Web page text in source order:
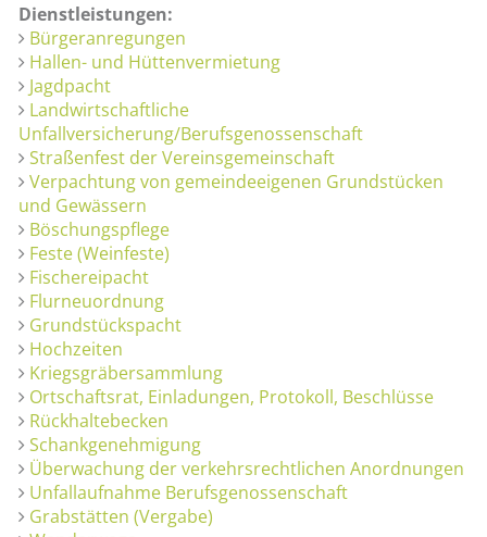
Dienstleistungen:
Bürgeranregungen
Hallen- und Hüttenvermietung
Jagdpacht
Landwirtschaftliche
Unfallversicherung/Berufsgenossenschaft
Straßenfest der Vereinsgemeinschaft
Verpachtung von gemeindeeigenen Grundstücken
und Gewässern
Böschungspflege
Feste (Weinfeste)
Fischereipacht
Flurneuordnung
Grundstückspacht
Hochzeiten
Kriegsgräbersammlung
Ortschaftsrat, Einladungen, Protokoll, Beschlüsse
Rückhaltebecken
Schankgenehmigung
Überwachung der verkehrsrechtlichen Anordnungen
Unfallaufnahme Berufsgenossenschaft
Grabstätten (Vergabe)